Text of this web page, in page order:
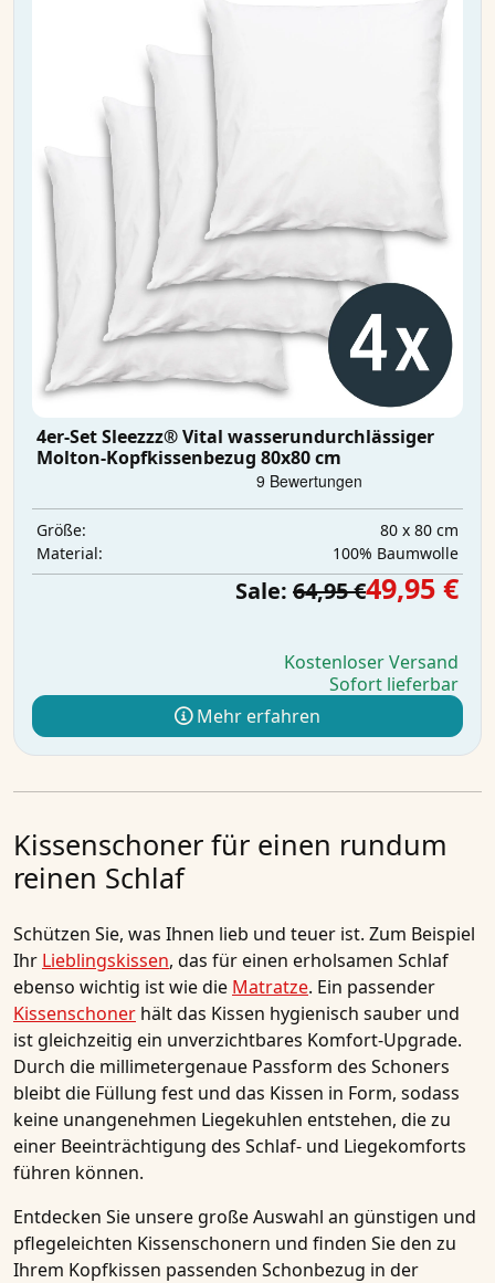
4er-Set Sleezzz® Vital wasserundurchlässiger
Molton-Kopfkissenbezug 80x80 cm
Größe:
80 x 80 cm
Material:
100% Baumwolle
Sale: 64,95 €49,95 €
Kostenloser Versand
Sofort lieferbar
Mehr erfahren
Kissenschoner für einen rundum
reinen Schlaf
Schützen Sie, was Ihnen lieb und teuer ist. Zum Beispiel
Ihr Lieblingskissen, das für einen erholsamen Schlaf
ebenso wichtig ist wie die Matratze. Ein passender
Kissenschoner hält das Kissen hygienisch sauber und
ist gleichzeitig ein unverzichtbares Komfort-Upgrade.
Durch die millimetergenaue Passform des Schoners
bleibt die Füllung fest und das Kissen in Form, sodass
keine unangenehmen Liegekuhlen entstehen, die zu
einer Beeinträchtigung des Schlaf- und Liegekomforts
führen können.
Entdecken Sie unsere große Auswahl an günstigen und
pflegeleichten Kissenschonern und finden Sie den zu
Ihrem Kopfkissen passenden Schonbezug in der